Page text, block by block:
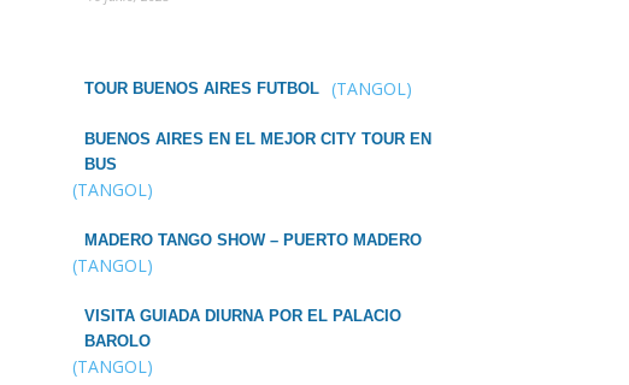
TOUR BUENOS AIRES FUTBOL (TANGOL)
BUENOS AIRES EN EL MEJOR CITY TOUR EN
BUS
(TANGOL)
MADERO TANGO SHOW – PUERTO MADERO
(TANGOL)
VISITA GUIADA DIURNA POR EL PALACIO
BAROLO
(TANGOL)